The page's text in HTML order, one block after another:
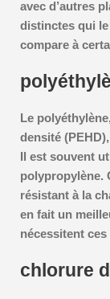
avec d’autres
distinctes qui
compare à
Le
densité
Il est souvent
polypropylène.
résistant à la
en fait un
nécessitent
chlorure